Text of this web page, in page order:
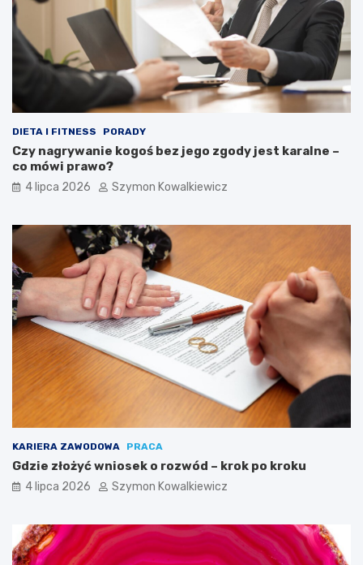
DIETA I FITNESS PORADY
Czy nagrywanie kogoś bez jego zgody jest karalne –
co mówi prawo?
4 lipca 2026 Szymon Kowalkiewicz
KARIERA ZAWODOWA PRACA
Gdzie złożyć wniosek o rozwód – krok po kroku
4 lipca 2026 Szymon Kowalkiewicz